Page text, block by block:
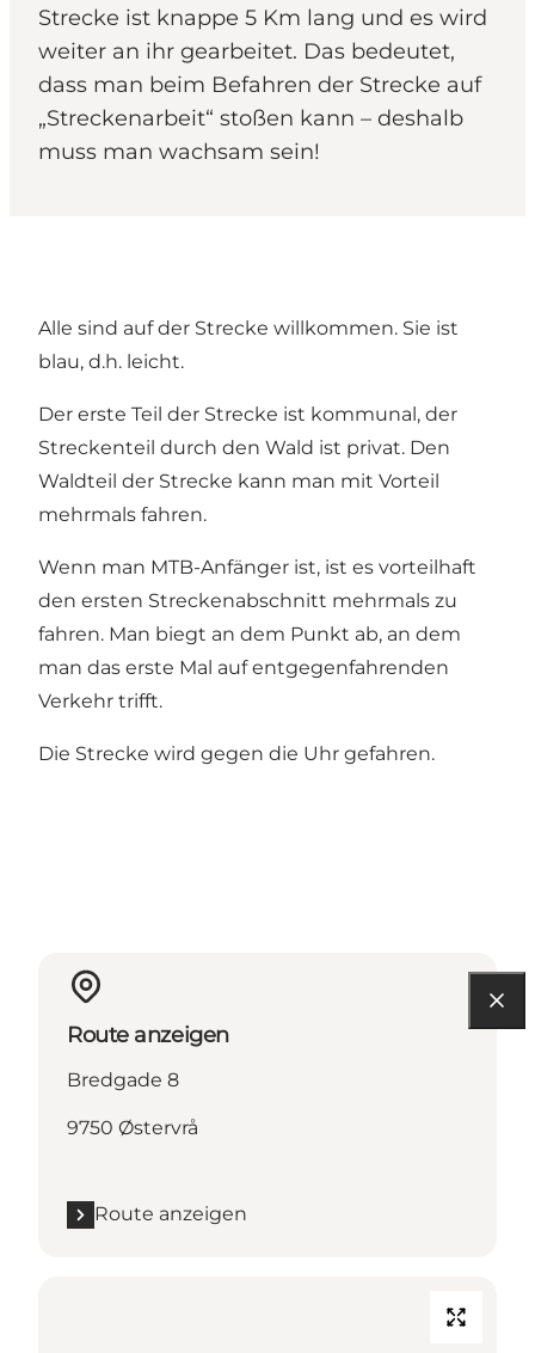
Strecke ist knappe 5 Km lang und es wird
weiter an ihr gearbeitet. Das bedeutet,
dass man beim Befahren der Strecke auf
„Streckenarbeit“ stoßen kann – deshalb
muss man wachsam sein!
Alle sind auf der Strecke willkommen. Sie ist
blau, d.h. leicht.
Der erste Teil der Strecke ist kommunal, der
Streckenteil durch den Wald ist privat. Den
Waldteil der Strecke kann man mit Vorteil
mehrmals fahren.
Wenn man MTB-Anfänger ist, ist es vorteilhaft
den ersten Streckenabschnitt mehrmals zu
fahren. Man biegt an dem Punkt ab, an dem
man das erste Mal auf entgegenfahrenden
Verkehr trifft.
Die Strecke wird gegen die Uhr gefahren.
Route anzeigen
Bredgade 8
9750 Østervrå
Route anzeigen